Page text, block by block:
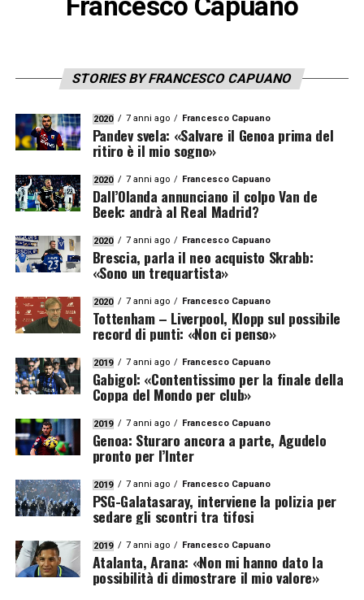
STORIES BY FRANCESCO CAPUANO
2020 7 anni ago Francesco Capuano
Pandev svela: «Salvare il Genoa prima del
ritiro è il mio sogno»
2020 7 anni ago Francesco Capuano
Dall’Olanda annunciano il colpo Van de
Beek: andrà al Real Madrid?
2020 7 anni ago Francesco Capuano
Brescia, parla il neo acquisto Skrabb:
«Sono un trequartista»
2020 7 anni ago Francesco Capuano
Tottenham – Liverpool, Klopp sul possibile
record di punti: «Non ci penso»
2019 7 anni ago Francesco Capuano
Gabigol: «Contentissimo per la finale della
Coppa del Mondo per club»
2019 7 anni ago Francesco Capuano
Genoa: Sturaro ancora a parte, Agudelo
pronto per l’Inter
2019 7 anni ago Francesco Capuano
PSG-Galatasaray, interviene la polizia per
sedare gli scontri tra tifosi
2019 7 anni ago Francesco Capuano
Atalanta, Arana: «Non mi hanno dato la
possibilità di dimostrare il mio valore»